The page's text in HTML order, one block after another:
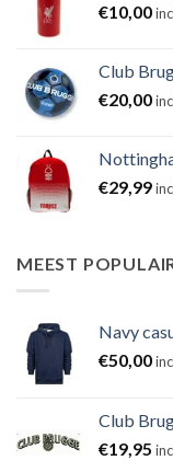
€10,00
Club
€20,00
€29,99
MEEST
Navy
€50,00
Club
€19,95